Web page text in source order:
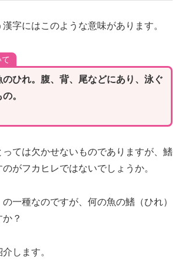
字にはこのような意味があります。
ひれ。腹、背、尾などにあり、泳ぐ
。
っては欠かせないものでありますが、鰭
がフカヒレではないでしょうか。
一種なのですが、何の魚の鰭（ひれ）
？
します。